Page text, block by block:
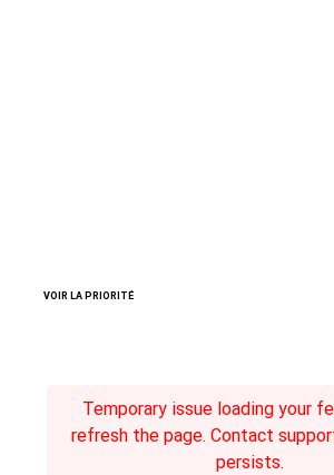
VOIR LA PRIORITÉ
Temporary issue loading your
refresh the page. Contact
persists.